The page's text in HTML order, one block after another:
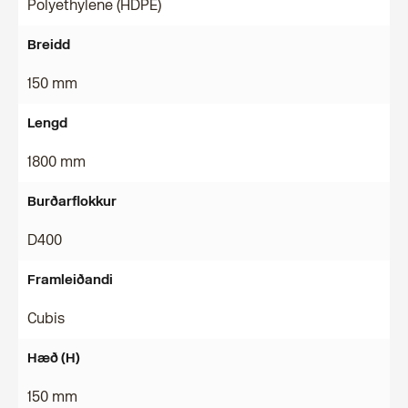
Polyethylene (HDPE)
Breidd
150 mm
Lengd
1800 mm
Burðarflokkur
D400
Framleiðandi
Cubis
Hæð (H)
150 mm